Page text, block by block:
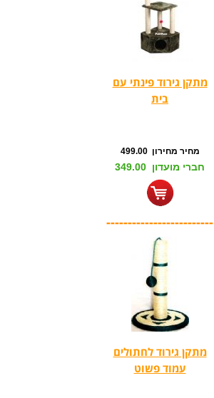
מתקן גירוד פינתי עם
בית
מחיר מחירון 499.00
חברי מועדון 349.00
-------------------------
מתקן גירוד לחתולים
עמוד פשוט